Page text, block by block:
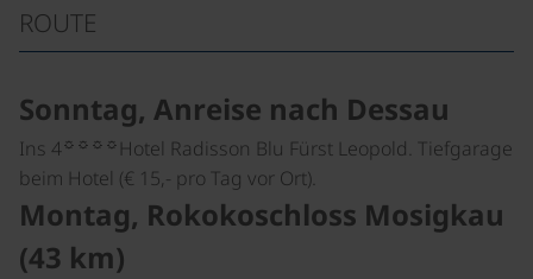
ROUTE
Sonntag, Anreise nach Dessau
Ins 4☼☼☼☼ Hotel Radisson Blu Fürst Leopold. Tiefgarage
beim Hotel (€ 15,- pro Tag vor Ort).
Montag, Rokokoschloss Mosigkau
(43 km)